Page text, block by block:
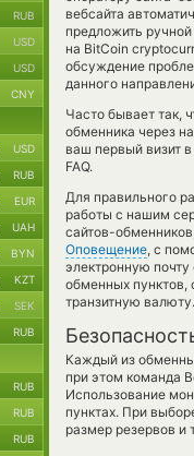
вебсайта
предложить
на BitCoin
обсуждение
данного
Часто бывает так,
обменника через
ваш первый визит
FAQ.
Для правильного
работы с нашим
сайтов-
Оповещение, с
электронную
обменных
транзитную валюту.
Каждый из
при этом команда
Использование
пунктах. При
размер резервов и
RUB
USD
USD
CNY
USD
RUB
EUR
UAH
BYN
KZT
SEK
RUB
RUB
RUB
RUB